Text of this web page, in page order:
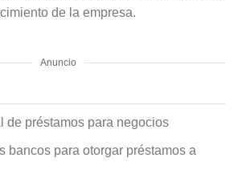
de la empresa.
Anuncio
de préstamos para negocios
bancos para otorgar préstamos a